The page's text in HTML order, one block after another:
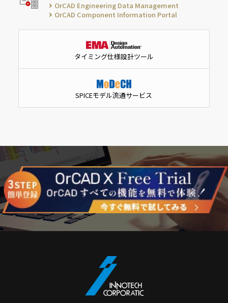
OrCAD Engineering Data Management
OrCAD Component Information Portal
タイミング仕様設計ツール
SPICEモデル流通サービス